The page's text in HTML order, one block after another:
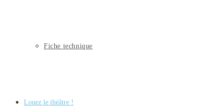
Fiche technique
Louez le théâtre !